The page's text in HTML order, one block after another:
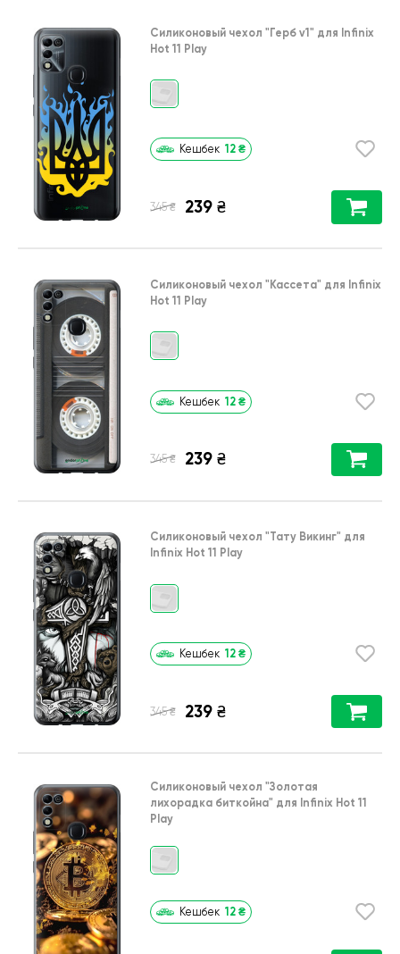
Силиконовый чехол "Герб v1" для Infinix
Hot 11 Play
Кешбек 12 ₴
345 ₴ 239 ₴
Силиконовый чехол "Кассета" для Infinix
Hot 11 Play
Кешбек 12 ₴
345 ₴ 239 ₴
Силиконовый чехол "Тату Викинг" для
Infinix Hot 11 Play
Кешбек 12 ₴
345 ₴ 239 ₴
Силиконовый чехол "Золотая
лихорадка биткойна" для Infinix Hot 11
Play
Кешбек 12 ₴